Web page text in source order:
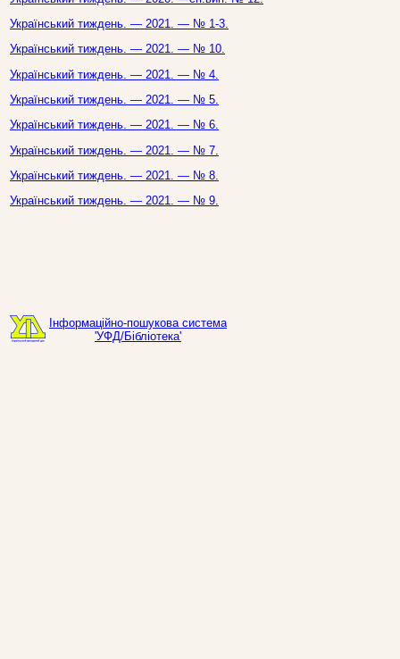
Український тиждень. — 2021. — № 1-3.
Український тиждень. — 2021. — № 10.
Український тиждень. — 2021. — № 4.
Український тиждень. — 2021. — № 5.
Український тиждень. — 2021. — № 6.
Український тиждень. — 2021. — № 7.
Український тиждень. — 2021. — № 8.
Український тиждень. — 2021. — № 9.
Інформаційно-пошукова система
'УФД/Бібліотека'